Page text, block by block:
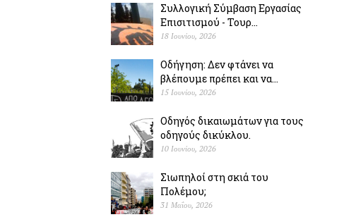
Συλλογική Σύμβαση Εργασίας
Επισιτισμού - Τουρ...
18 Ιουνίου, 2026
Οδήγηση: Δεν φτάνει να
βλέπουμε πρέπει και να...
15 Ιουνίου, 2026
Οδηγός δικαιωμάτων για τους
οδηγούς δικύκλου.
10 Ιουνίου, 2026
Σιωπηλοί στη σκιά του
Πολέµου;
31 Μαΐου, 2026